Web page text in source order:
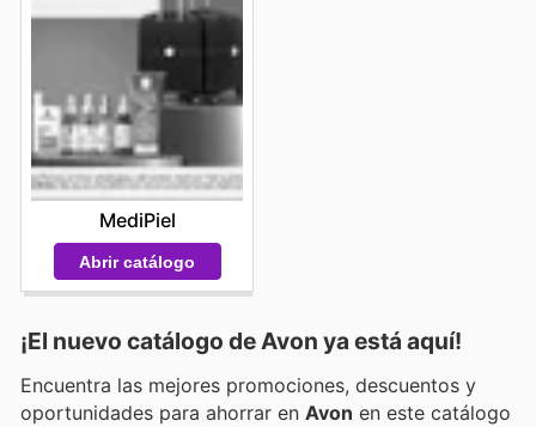
MediPiel
Abrir catálogo
¡El nuevo catálogo deAvon ya está aquí!
Encuentra las mejores promociones, descuentos y
oportunidades para ahorrar en Avon en este catálogo